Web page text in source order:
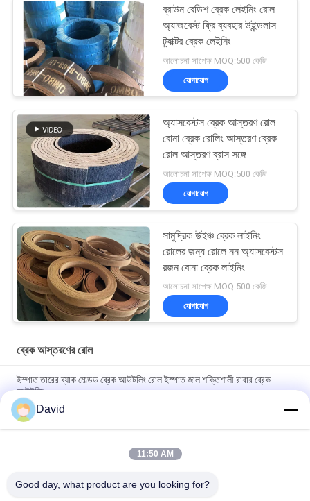
ব্রাউন রেডিশ ব্রেক লেইনিং রোল
অ্যাজবেস্ট ফ্রি ব্যবহার উইন্ডলাস
ট্র্যাক্টর ব্রেক লেইনিং
আলোচনা সাপেক্ষ MOQ:500 কেজি
যোগাযোগ
অ্যাসবেস্টস ব্রেক আস্তরণ রোল
বোনা ব্রেক রোলিং আস্তরণ ব্রেক
রোল আস্তরণ ব্রাস সঙ্গে
আলোচনা সাপেক্ষ MOQ:500 কেজি
যোগাযোগ
সামুদ্রিক উইঞ্চ ব্রেক লাইনিং
রোলের জন্য রোলে নন অ্যাসবেস্টস
রজন বোনা ব্রেক লাইনিং
আলোচনা সাপেক্ষ MOQ:500 কেজি
যোগাযোগ
ব্রেক আস্তরণের রোল
ইস্পাত তারের ব্যাক মোল্ডড ব্রেক আউটলিং রোল ইস্পাত জাল শক্তিশালী রাবার ব্রেক
আউটলিং
High Temperature Range -40C To 300C Brake Lining Roll with
ISO9001 Certification and 2mm Thickness
Automotive Brake System Friction Roll 100mm Width for
David
11:50 AM
Good day, what product are you looking for?